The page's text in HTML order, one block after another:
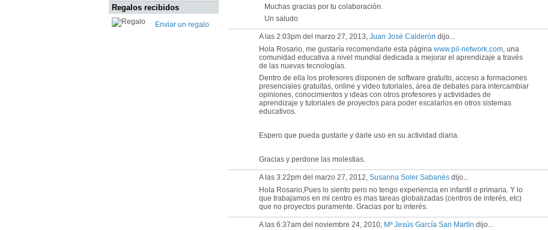
Regalos recibidos
Enviar un regalo
Muchas gracias por tu colaboración.
Un saludo
A las 2:03pm del marzo 27, 2013, Juan José Calderón dijo...
Hola Rosario, me gustaría recomendarle esta página www.pil-network.com , una
comunidad educativa a nivel mundial dedicada a mejorar el aprendizaje a través
de las nuevas tecnologías.
Dentro de ella los profesores disponen de software gratuito, acceso a formaciones
presenciales gratuitas, online y video tutoriales, área de debates para intercambiar
opiniones, conocimientos y ideas con otros profesores y actividades de
aprendizaje y tutoriales de proyectos para poder escalarlos en otros sistemas
educativos.
Espero que pueda gustarle y darle uso en su actividad diaria.
Gracias y perdone las molestias.
A las 3:22pm del marzo 27, 2012, Susanna Soler Sabanés dijo...
Hola Rosario,Pues lo siento pero no tengo experiencia en infantil o primaria. Y lo
que trabajamos en mi centro es mas tareas globalizadas (centros de interés, etc)
que no proyectos puramente. Gracias por tu interés.
A las 6:37am del noviembre 24, 2010, Mª Jesús García San Martín dijo...